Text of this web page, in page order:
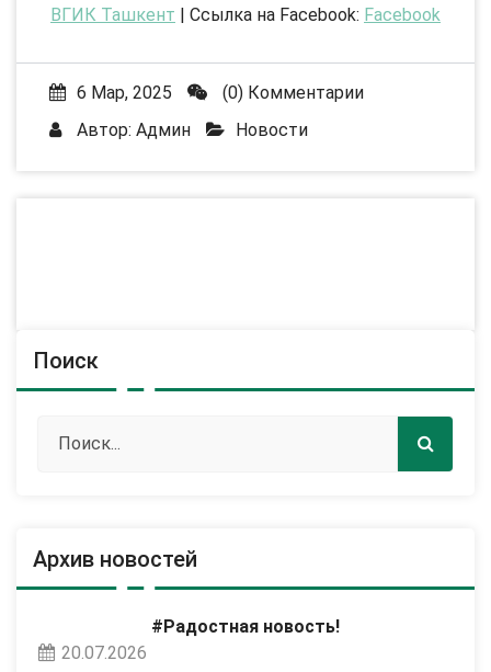
ВГИК Ташкент | Ссылка на Facebook: Facebook
6 Мар, 2025
(0) Комментарии
Автор: Админ Новости
Поиск
Архив новостей
#Радостная новость!
20.07.2026